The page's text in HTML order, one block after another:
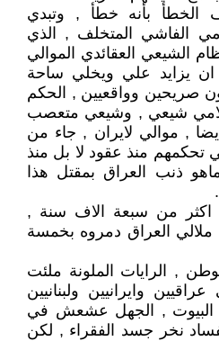
الخطأ بأنه خطأ , وتبدي
الفاشي المتخلف , الذي
الشيعي العقائدي الموالي
ان يزايد علي ويخلي ساحة
صريحين وواقعيين , الحكم
شيعي , وشيعي متعصب
, موالي لايران , جاء من
تحكمهم منذ عقود لا بل منذ
ذنب العراق بمقتل هذا
اكثر من سبعة الاف سنة ,
العراق دمروه بخمسة
, الرايات الملونة ملئت
وايرانيين ولبنانيين
البيوت , الجهل عشعش في
نخر جسد الفقراء , لكن